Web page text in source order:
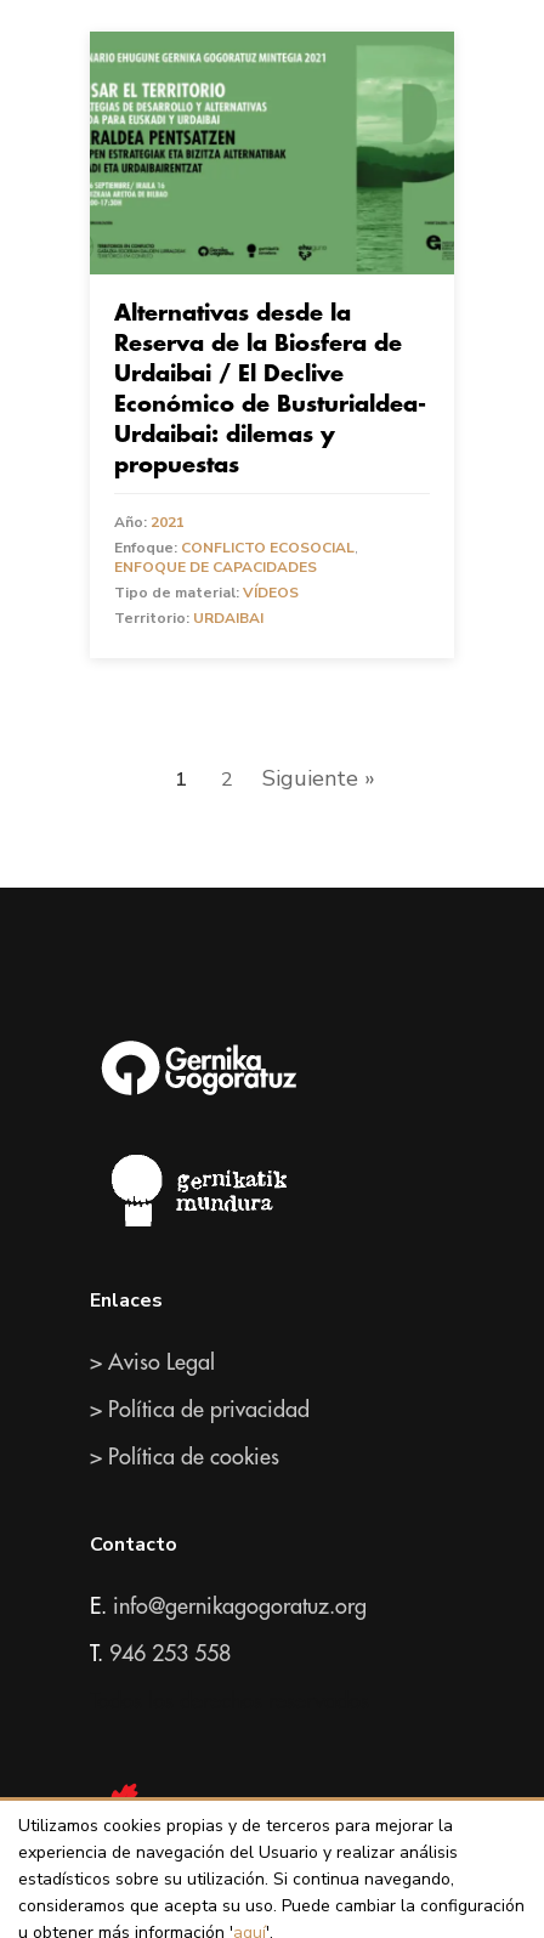
Alternativas desde la
Reserva de la Biosfera de
Urdaibai / El Declive
Económico de Busturialdea-
Urdaibai: dilemas y
propuestas
Año: 2021
Enfoque: CONFLICTO ECOSOCIAL,
ENFOQUE DE CAPACIDADES
Tipo de material:VÍDEOS
Territorio: URDAIBAI
1 2 Siguiente »
Enlaces
> Aviso Legal
> Política de privacidad
> Política de cookies
Contacto
E. info@gernikagogoratuz.org
T. 946 253 558
Utilizamos cookies propias y de terceros para mejorar la
experiencia de navegación del Usuario y realizar análisis
estadísticos sobre su utilización. Si continua navegando,
consideramos que acepta su uso. Puede cambiar la configuración
u obtener más información 'aquí'.